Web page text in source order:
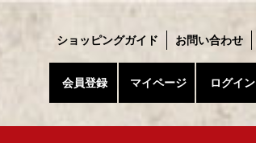
ショッピングガイド お問い合わせ
会員登録 マイページ ログイン